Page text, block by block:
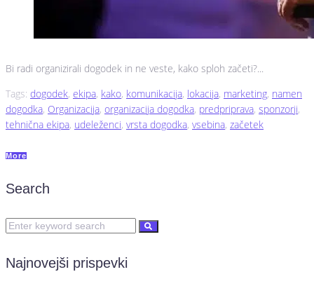
Bi radi organizirali dogodek in ne veste, kako sploh začeti?...
Tags: dogodek, ekipa, kako, komunikacija, lokacija, marketing, namen
dogodka, Organizacija, organizacija dogodka, predpriprava, sponzorji,
tehnična ekipa, udeleženci, vrsta dogodka, vsebina, začetek
More
Search
Najnovejši prispevki